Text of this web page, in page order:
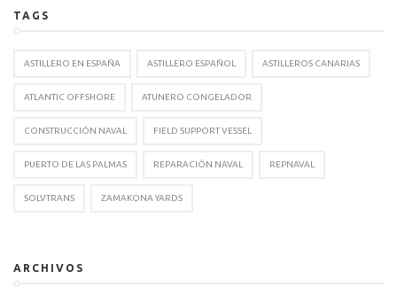
TAGS
ASTILLERO EN ESPAÑA ASTILLERO ESPAÑOL ASTILLEROS CANARIAS
ATLANTIC OFFSHORE ATUNERO CONGELADOR
CONSTRUCCIÓN NAVAL FIELD SUPPORT VESSEL
PUERTO DE LAS PALMAS REPARACIÓN NAVAL REPNAVAL
SOLVTRANS ZAMAKONA YARDS
ARCHIVOS